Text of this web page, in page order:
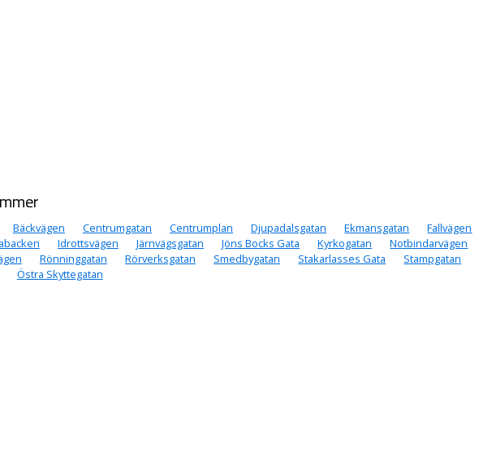
Bäckvägen Centrumgatan Centrumplan Djupadalsgatan Ekmansgatan Fallvägen
Idrottsvägen Järnvägsgatan Jöns Bocks Gata Kyrkogatan Notbindarvägen
Rönninggatan Rörverksgatan Smedbygatan Stakarlasses Gata Stampgatan
Östra Skyttegatan